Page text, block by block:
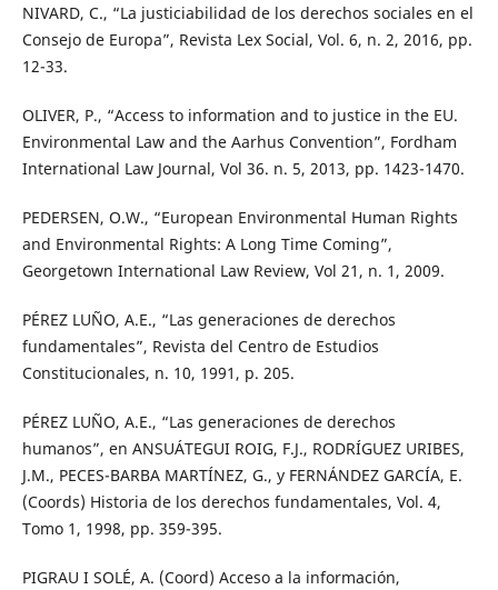
NIVARD, C., “La justiciabilidad de los derechos sociales en el
Consejo de Europa”, Revista Lex Social, Vol. 6, n. 2, 2016, pp.
12-33.
OLIVER, P., “Access to information and to justice in the EU.
Environmental Law and the Aarhus Convention”, Fordham
International Law Journal, Vol 36. n. 5, 2013, pp. 1423-1470.
PEDERSEN, O.W., “European Environmental Human Rights
and Environmental Rights: A Long Time Coming”,
Georgetown International Law Review, Vol 21, n. 1, 2009.
PÉREZ LUÑO, A.E., “Las generaciones de derechos
fundamentales”, Revista del Centro de Estudios
Constitucionales, n. 10, 1991, p. 205.
PÉREZ LUÑO, A.E., “Las generaciones de derechos
humanos”, en ANSUÁTEGUI ROIG, F.J., RODRÍGUEZ URIBES,
J.M., PECES-BARBA MARTÍNEZ, G., y FERNÁNDEZ GARCÍA, E.
(Coords) Historia de los derechos fundamentales, Vol. 4,
Tomo 1, 1998, pp. 359-395.
PIGRAU I SOLÉ, A. (Coord) Acceso a la información,